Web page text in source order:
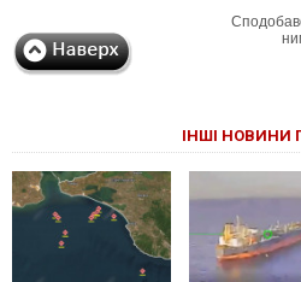
ІНШІ НОВИНИ